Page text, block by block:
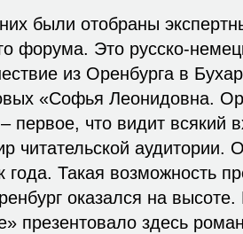
были отобраны
форума. Это русско-
из Оренбурга в
«Софья Леонидовна.
первое, что видит всякий
читательской аудитории.
года. Такая возможность
оказался на
презентовало здесь